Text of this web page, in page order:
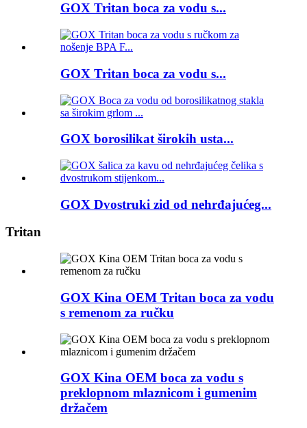
GOX Tritan boca za vodu s...
GOX Tritan boca za vodu s...
GOX borosilikat širokih usta...
GOX Dvostruki zid od nehrđajućeg...
Tritan
GOX Kina OEM Tritan boca za vodu
s remenom za ručku
GOX Kina OEM boca za vodu s
preklopnom mlaznicom i gumenim
držačem